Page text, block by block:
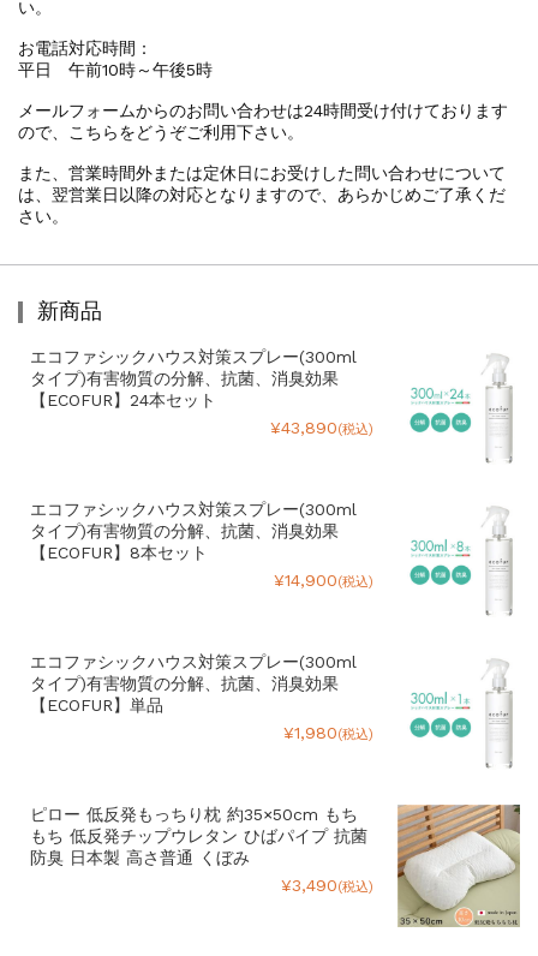
い。
お電話対応時間：
平日 午前10時～午後5時
メールフォームからのお問い合わせは24時間受け付けております
ので、こちらをどうぞご利用下さい。
また、営業時間外または定休日にお受けした問い合わせについて
は、翌営業日以降の対応となりますので、あらかじめご了承くだ
さい。
新商品
エコファシックハウス対策スプレー(300ml
タイプ)有害物質の分解、抗菌、消臭効果
【ECOFUR】24本セット
¥43,890(税込)
エコファシックハウス対策スプレー(300ml
タイプ)有害物質の分解、抗菌、消臭効果
【ECOFUR】8本セット
¥14,900(税込)
エコファシックハウス対策スプレー(300ml
タイプ)有害物質の分解、抗菌、消臭効果
【ECOFUR】単品
¥1,980(税込)
ピロー 低反発もっちり枕 約35×50cm もち
もち 低反発チップウレタン ひばパイプ 抗菌
防臭 日本製 高さ普通 くぼみ
¥3,490(税込)